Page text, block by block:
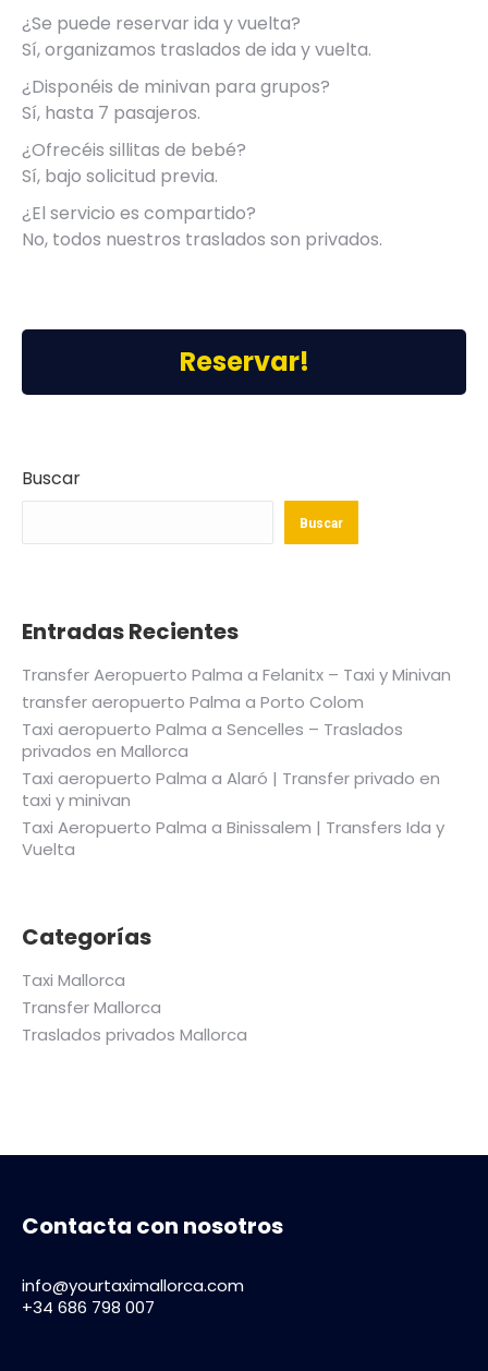
¿Se puede reservar ida y vuelta?
Sí, organizamos traslados de ida y vuelta.
¿Disponéis de minivan para grupos?
Sí, hasta 7 pasajeros.
¿Ofrecéis sillitas de bebé?
Sí, bajo solicitud previa.
¿El servicio es compartido?
No, todos nuestros traslados son privados.
Reservar!
Buscar
Buscar
Entradas Recientes
Transfer Aeropuerto Palma a Felanitx – Taxi y Minivan
transfer aeropuerto Palma a Porto Colom
Taxi aeropuerto Palma a Sencelles – Traslados
privados en Mallorca
Taxi aeropuerto Palma a Alaró | Transfer privado en
taxi y minivan
Taxi Aeropuerto Palma a Binissalem | Transfers Ida y
Vuelta
Categorías
Taxi Mallorca
Transfer Mallorca
Traslados privados Mallorca
Contacta con nosotros
info@yourtaximallorca.com
+34 686 798 007